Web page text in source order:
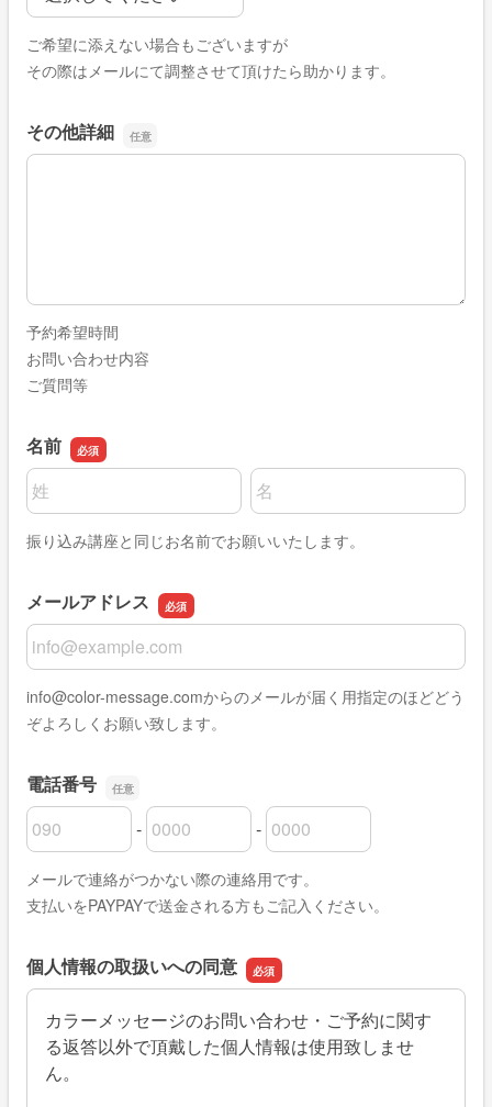
ご希望に添えない場合もございますが
その際はメールにて調整させて頂けたら助かります。
その他詳細
その他詳細
予約希望時間
お問い合わせ内容
ご質問等
名前
名前の姓
名前の名
振り込み講座と同じお名前でお願いいたします。
メールアドレス
メールアドレス
info@color-message.comからのメールが届く用指定のほどどう
ぞよろしくお願い致します。
電話番号
電話番号の市外局番
-
電話番号の市内局番 -
電話番号の加入者番号
メールで連絡がつかない際の連絡用です。
支払いをPAYPAYで送金される方もご記入ください。
個人情報の取扱いへの同意
カラーメッセージのお問い合わせ・ご予約に関す
る返答以外で頂戴した個人情報は使用致しませ
ん。